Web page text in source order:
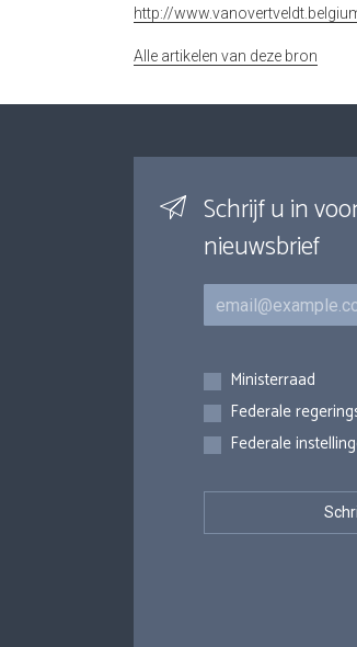
http://
Alle artikelen van deze bron
Schrijf u in
nieuwsbrief
E-mail
Inschrijvingen
Ministerraad
Federale
Federale